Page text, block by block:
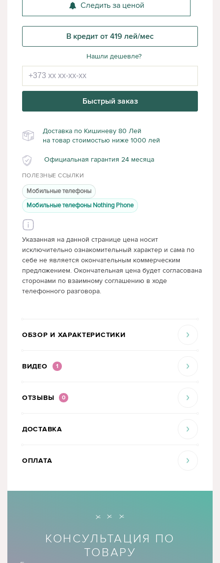
Следить за ценой
В кредит от 419 лей/мес
Нашли дешевле?
Быстрый заказ
Доставка по Кишиневу 80 Лей
на товар стоимостью ниже 1000 лей
Официальная гарантия 24 месяца
ПОЛЕЗНЫЕ ССЫЛКИ
Мобильные телефоны
Мобильные телефоны Nothing Phone
Указанная на данной странице цена носит
исключительно ознакомительный характер и сама по
себе не является окончательным коммерческим
предложением. Окончательная цена будет согласована
сторонами по взаимному соглашению в ходе
телефонного разговора.
ОБЗОР И ХАРАКТЕРИСТИКИ
ВИДЕО 1
ОТЗЫВЫ 0
ДОСТАВКА
ОПЛАТА
КОНСУЛЬТАЦИЯ ПО
ТОВАРУ